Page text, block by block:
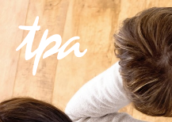
Knowhow
Services